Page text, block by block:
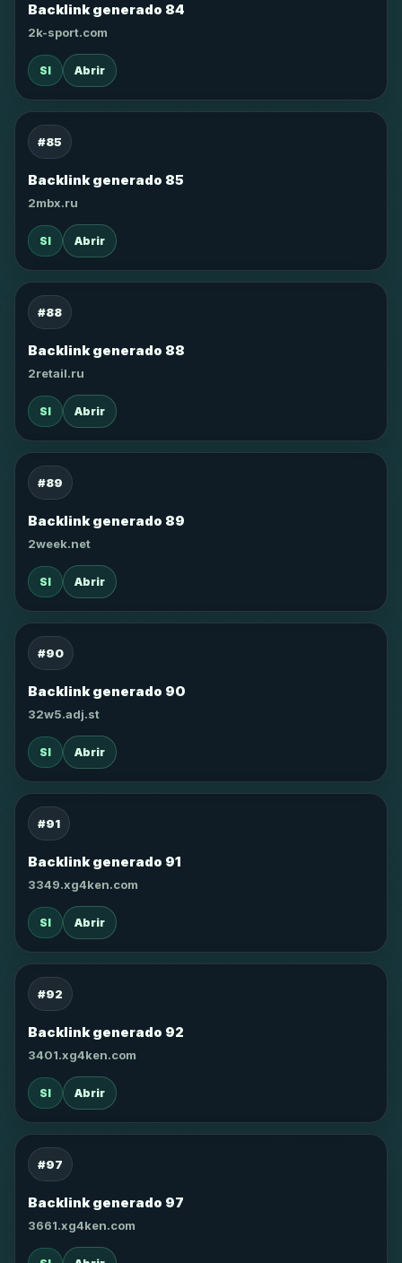
Backlink generado 84
2k-sport.com
SI Abrir
#85
Backlink generado 85
2mbx.ru
SI Abrir
#88
Backlink generado 88
2retail.ru
SI Abrir
#89
Backlink generado 89
2week.net
SI Abrir
#90
Backlink generado 90
32w5.adj.st
SI Abrir
#91
Backlink generado 91
3349.xg4ken.com
SI Abrir
#92
Backlink generado 92
3401.xg4ken.com
SI Abrir
#97
Backlink generado 97
3661.xg4ken.com